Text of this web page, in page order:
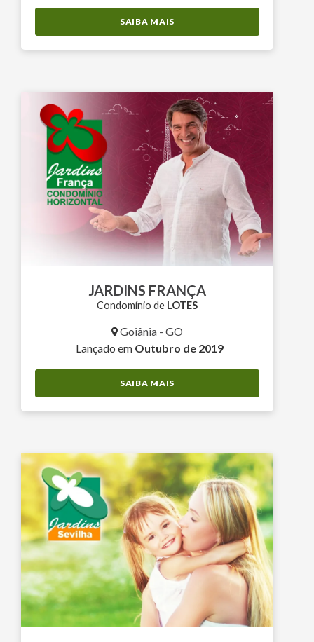
SAIBA MAIS
JARDINS FRANÇA
Condomínio de LOTES
Goiânia - GO
Lançado em Outubro de 2019
SAIBA MAIS